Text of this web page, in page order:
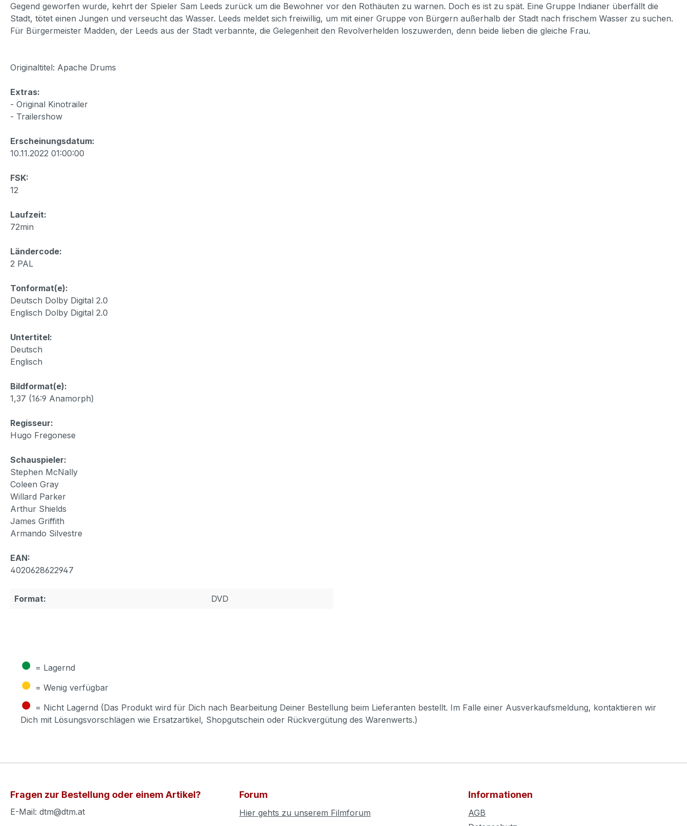
Gegend geworfen wurde, kehrt der Spieler Sam Leeds zurück um die Bewohner vor den Rothäuten zu warnen. Doch es ist zu spät. Eine Gruppe Indianer überfällt die
Stadt, tötet einen Jungen und verseucht das Wasser. Leeds meldet sich freiwillig, um mit einer Gruppe von Bürgern außerhalb der Stadt nach frischem Wasser zu suchen.
Für Bürgermeister Madden, der Leeds aus der Stadt verbannte, die Gelegenheit den Revolverhelden loszuwerden, denn beide lieben die gleiche Frau.
Originaltitel: Apache Drums
Extras:
- Original Kinotrailer
- Trailershow
Erscheinungsdatum:
10.11.2022 01:00:00
FSK:
12
Laufzeit:
72min
Ländercode:
2 PAL
Tonformat(e):
Deutsch Dolby Digital 2.0
Englisch Dolby Digital 2.0
Untertitel:
Deutsch
Englisch
Bildformat(e):
1,37 (16:9 Anamorph)
Regisseur:
Hugo Fregonese
Schauspieler:
Stephen McNally
Coleen Gray
Willard Parker
Arthur Shields
James Griffith
Armando Silvestre
EAN:
4020628622947
Format: DVD
● = Lagernd
● = Wenig verfügbar
● = Nicht Lagernd (Das Produkt wird für Dich nach Bearbeitung Deiner Bestellung beim Lieferanten bestellt. Im Falle einer Ausverkaufsmeldung, kontaktieren wir
Dich mit Lösungsvorschlägen wie Ersatzartikel, Shopgutschein oder Rückvergütung des Warenwerts.)
Fragen zur Bestellung oder einem Artikel?
E-Mail: dtm@dtm.at
Forum
Hier gehts zu unserem Filmforum
Informationen
AGB